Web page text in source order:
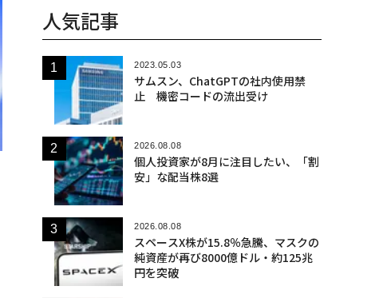
人気記事
2023.05.03
サムスン、ChatGPTの社内使用禁
止 機密コードの流出受け
2026.08.08
個人投資家が8月に注目したい、「割
安」な配当株8選
2026.08.08
スペースX株が15.8％急騰、マスクの
純資産が再び8000億ドル・約125兆
円を突破